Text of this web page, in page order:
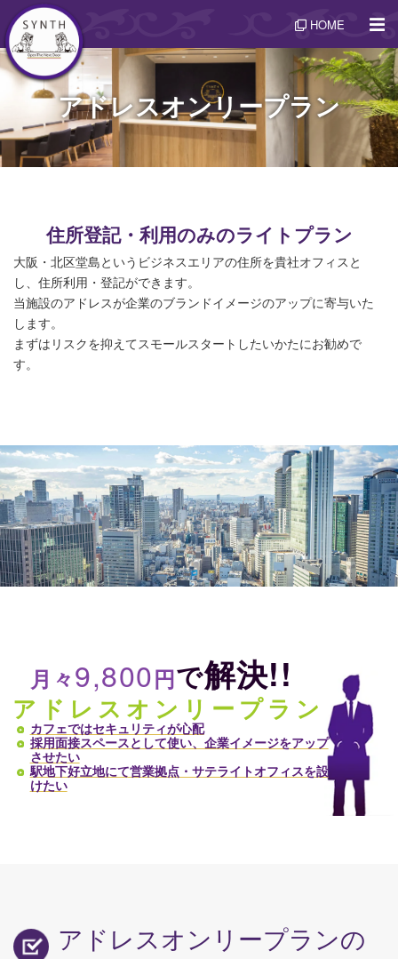
HOME
アドレスオンリープラン
住所登記・利用のみのライトプラン
大阪・北区堂島というビジネスエリアの住所を貴社オフィスと
し、住所利用・登記ができます。
当施設のアドレスが企業のブランドイメージのアップに寄与いた
します。
まずはリスクを抑えてスモールスタートしたいかたにお勧めで
す。
月々9,800円で解決!!
アドレスオンリープラン
カフェではセキュリティが心配
採用面接スペースとして使い、企業イメージをアップ
させたい
駅地下好立地にて営業拠点・サテライトオフィスを設
けたい
アドレスオンリープランの